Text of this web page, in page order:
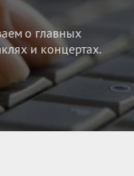
о главных
и концертах.